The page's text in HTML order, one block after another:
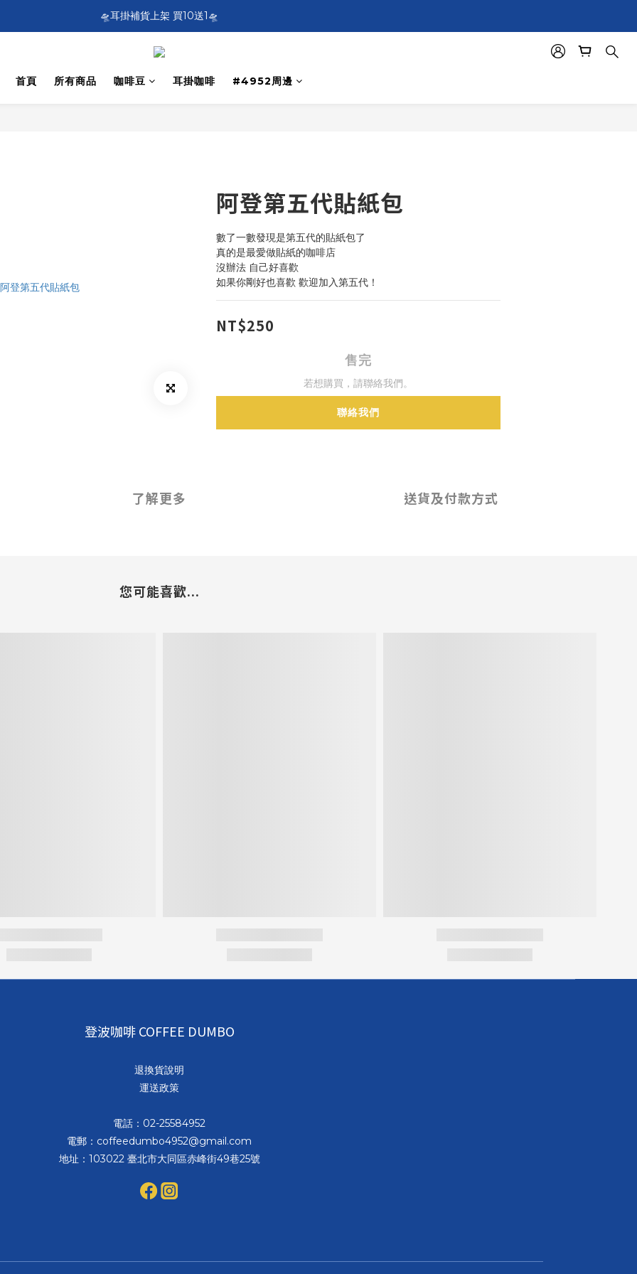
SF EXPRESS WORLDWIDE SHIPPING
🛸耳掛補貨上架 買10送1🛸
SF EXPRESS WORLDWIDE SHIPPING
首頁 所有商品 咖啡豆 耳掛咖啡 #4952周邊
阿登第五代貼紙包
數了一數發現是第五代的貼紙包了
真的是最愛做貼紙的咖啡店
沒辦法 自己好喜歡
如果你剛好也喜歡 歡迎加入第五代！
NT$250
售完
若想購買，請聯絡我們。
聯絡我們
了解更多 送貨及付款方式
您可能喜歡...
登波咖啡 COFFEE DUMBO
退換貨說明
運送政策
電話：02-25584952
電郵：coffeedumbo4952@gmail.com
地址：103022 臺北市大同區赤峰街49巷25號